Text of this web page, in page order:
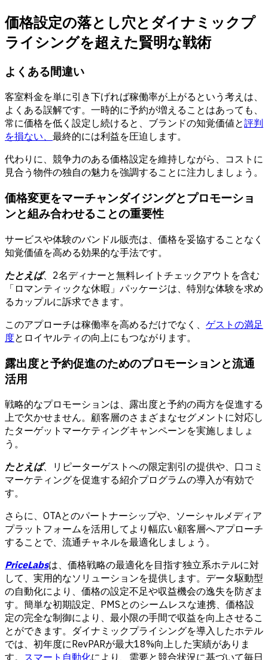
価格設定の落とし穴とダイナミックプ
ライシングを超えた賢明な戦術
よくある間違い
客室料金を単に引き下げれば稼働率が上がるという考えは、
よくある誤解です。一時的に予約が増えることはあっても、
常に価格を低く設定し続けると、ブランドの知覚価値と評判
を損ない、 最終的には利益を圧迫します。
代わりに、競争力のある価格設定を維持しながら、コストに
見合う物件の独自の魅力を強調することに注力しましょう。
価格変更をマーチャンダイジングとプロモーショ
ンと組み合わせることの重要性
サービスや体験のバンドル販売は、価格を妥協することなく
知覚価値を高める効果的な手法です。
たとえば、2名ディナーと無料レイトチェックアウトを含む
「ロマンティックな休暇」パッケージは、特別な体験を求め
るカップルに訴求できます。
このアプローチは稼働率を高めるだけでなく、 ゲストの満足
度とロイヤルティの向上にもつながります。
露出度と予約促進のためのプロモーションと流通
活用
戦略的なプロモーションは、露出度と予約の両方を促進する
上で欠かせません。顧客層のさまざまなセグメントに対応し
たターゲットマーケティングキャンペーンを実施しましょ
う。
たとえば、リピーターゲストへの限定割引の提供や、口コミ
マーケティングを促進する紹介プログラムの導入が有効で
す。
さらに、OTAとのパートナーシップや、ソーシャルメディア
プラットフォームを活用してより幅広い顧客層へアプローチ
することで、流通チャネルを最適化しましょう。
PriceLabsは、価格戦略の最適化を目指す独立系ホテルに対
して、実用的なソリューションを提供します。データ駆動型
の自動化により、価格の設定不足や収益機会の逸失を防ぎま
す。簡単な初期設定、PMSとのシームレスな連携、価格設
定の完全な制御により、最小限の手間で収益を向上させるこ
とができます。ダイナミックプライシングを導入したホテル
では、初年度にRevPARが最大18%向上した実績がありま
す。 スマート自動化により、需要と競合状況に基づいて毎日